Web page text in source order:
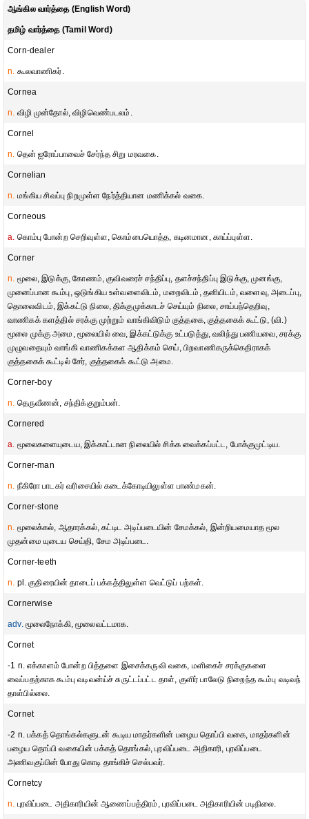
ஆங்கில வார்த்தை (English Word)
தமிழ் வார்த்தை (Tamil Word)
Corn-dealer
n. கூலவாணிகர்.
Cornea
n. விழி முன்தோல், விழிவெண்படலம்.
Cornel
n. தென் ஐரோப்பாவைச் சேர்ந்த சிறு மரவகை.
Cornelian
n. மங்கிய சிவப்பு நிறமுள்ள நேர்த்தியான மணிக்கல் வகை.
Corneous
a. கொம்பு போன்ற செறிவுள்ள, கொம்பையொத்த, கடினமான, காய்ப்புள்ள.
Corner
n. மூலை, இடுக்கு, கோணம், குவிவரைச் சந்திப்பு, தளச்சந்திப்பு இடுக்கு, முனங்கு,
முனைப்பான கூம்பு, ஒடுங்கிய உள்வளைவிடம், மறைவிடம், தனியிடம், வளைவு, அடைப்பு,
தொலைவிடம், இக்கட்டு நிலை, திக்குமுக்காடச் செய்யும் நிலை, சாய்பந்தெறிவு,
வாணிகக் களத்தில் சரக்கு முற்றும் வாங்கிவிடும் குத்தகை, குத்தகைக் கூட்டு, (வி.)
மூலை முக்கு அமை, மூலையில் வை, இக்கட்டுக்கு உட்படுத்து, வலிந்து பணியவை, சரக்கு
முழுவதையும் வாங்கி வாணிகக்கள ஆதிக்கம் செய், பிறவாணிகருக்கெதிராகக்
குத்தகைக் கூட்டில் சேர், குத்தகைக் கூட்டு அமை.
Corner-boy
n. தெருவீணன், சந்திக்குறும்பன்.
Cornered
a. மூலைகளையுடைய, இக்காட்டான நிலையில் சிக்க வைக்கப்பட்ட, போக்குமுட்டிய.
Corner-man
n. நீகிரோ பாடகர் வரிசையில் கடைக்கோடியிலுள்ள பாண்மகன்.
Corner-stone
n. மூலைக்கல், ஆதாரக்கல், கட்டிட அடிப்படையின் சேமக்கல், இன்றியமையாத மூல
முதன்மை யுடைய செய்தி, சேம அடிப்படை.
Corner-teeth
n. pl. குதிரையின் தாடைப் பக்கத்திலுள்ள வெட்டுப் பற்கள்.
Cornerwise
adv.மூலைநோக்கி, மூலைவட்டமாக.
Cornet
-1 n. எக்காளம் போன்ற பித்தளை இசைக்கருவி வகை, மளிகைச் சரக்குகளை
வைப்பதற்காக கூம்பு வடிவன்ய்ச் சுருட்டப்பட்ட தாள், குளிர் பாலேடு நிறைந்த கூம்பு வடிவந்
தாள்பில்லை.
Cornet
-2 n. பக்கத் தொங்கல்களுடன் கூடிய மாதர்களின் பழைய தொப்பி வகை, மாதர்களின்
பழைய தொப்பி வகையின் பக்கத் தொங்கல், புரவிப்படை அதிகாரி, புரவிப்படை
அணிவகுப்பின் போது கொடி தாங்கிச் செல்பவர்.
Cornetcy
n. புரவிப்படை அதிகாரியின் ஆணைப்பத்திரம், புரவிப்படை அதிகாரியின் படிநிலை.